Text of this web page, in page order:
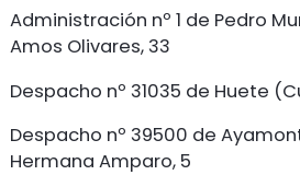
Administración nº 1 de Pedro
Amos Olivares, 33
Despacho nº 31035 de Huete
Despacho nº 39500 de
Hermana Amparo, 5